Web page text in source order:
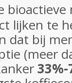
lijken te
dat bij
(meer
33%-